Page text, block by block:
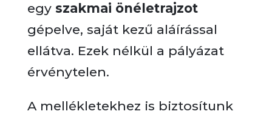
egy szakmai önéletrajzot
gépelve, saját kezű aláírással
ellátva. Ezek nélkül a pályázat
érvénytelen.
A mellékletekhez is biztosítunk